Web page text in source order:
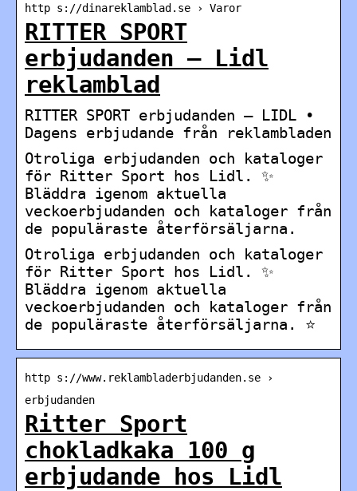
http s://dinareklamblad.se › Varor
RITTER SPORT
erbjudanden – Lidl
reklamblad
RITTER SPORT erbjudanden – LIDL •
Dagens erbjudande från reklambladen
Otroliga erbjudanden och kataloger
för Ritter Sport hos Lidl. ✨
Bläddra igenom aktuella
veckoerbjudanden och kataloger från
de populäraste återförsäljarna.
Otroliga erbjudanden och kataloger
för Ritter Sport hos Lidl. ✨
Bläddra igenom aktuella
veckoerbjudanden och kataloger från
de populäraste återförsäljarna. ⭐
http s://www.reklambladerbjudanden.se ›
erbjudanden
Ritter Sport
chokladkaka 100 g
erbjudande hos Lidl